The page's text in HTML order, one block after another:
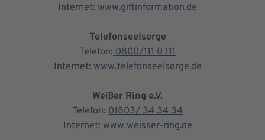
Internet: www.giftinformation.de
Telefonseelsorge
Telefon: 0800/111 0 111
Internet: www.telefonseelsorge.de
Weißer Ring e.V.
Telefon: 01803/ 34 34 34
Internet: www.weisser-ring.de